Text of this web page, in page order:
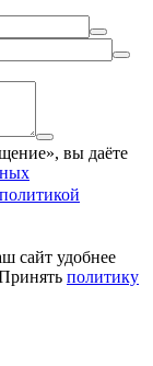
вы даёте
политикой
сайт удобнее
политику